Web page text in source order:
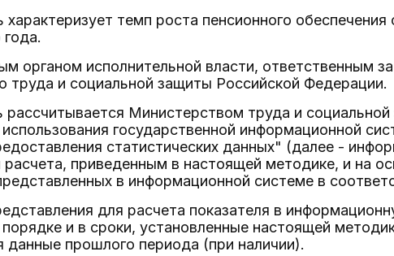
характеризует темп роста пенсионного
органом исполнительной власти, ответственным
труда и социальной защиты Российской Федерации.
рассчитывается Министерством труда и
государственной информационной
статистических данных" (далее -
приведенным в настоящей методике, и на
в информационной системе в
для расчета показателя в
и в сроки, установленные настоящей
данные прошлого периода (при наличии).